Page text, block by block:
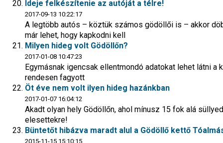
Ideje felkészítenie az autóját a télre!
2017-09-13 10:22:17
A legtöbb autós – köztük számos gödöllői is – akkor
már lehet, hogy kapkodni kell
Milyen hideg volt Gödöllőn?
2017-01-08 10:47:23
Egymásnak igencsak ellentmondó adatokat lehet látni
rendesen fagyott
Öt éve nem volt ilyen hideg hazánkban
2017-01-07 16:04:12
Akadt olyan hely Gödöllőn, ahol mínusz 15 fok alá
elesettekre!
Büntetőt hibázva maradt alul a Gödöllő kettő
2015-11-15 15:10:15